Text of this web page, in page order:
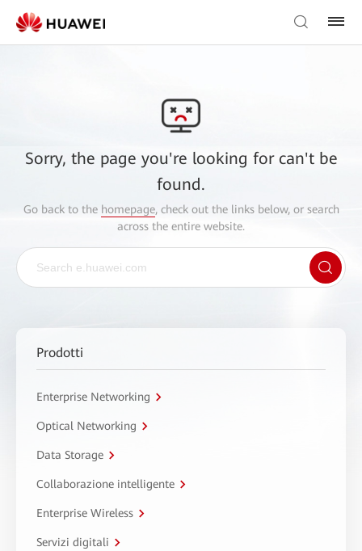
Sorry, the page you're looking for can't be
found.
Go back to the homepage, check out the links below, or search
across the entire website.
Prodotti
Enterprise Networking
Optical Networking
Data Storage
Collaborazione intelligente
Enterprise Wireless
Servizi digitali